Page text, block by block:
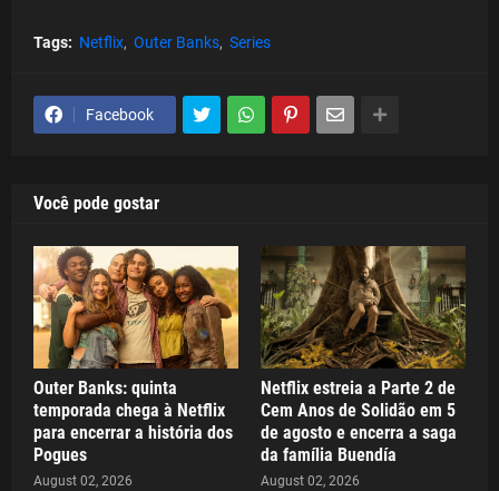
Tags: Netflix Outer Banks Series
Facebook
Você pode gostar
Outer Banks: quinta
temporada chega à Netflix
para encerrar a história dos
Pogues
August 02, 2026
Netflix estreia a Parte 2 de
Cem Anos de Solidão em 5
de agosto e encerra a saga
da família Buendía
August 02, 2026